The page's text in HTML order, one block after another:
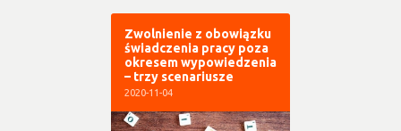
Zwolnienie z obowiązku
świadczenia pracy poza
okresem wypowiedzenia
– trzy scenariusze
2020-11-04